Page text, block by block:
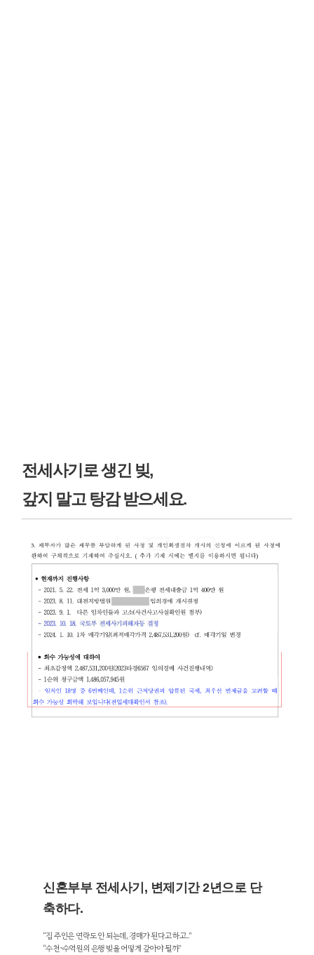
전세사기로 생긴 빚,
갚지 말고 탕감 받으세요.
신혼부부 전세사기, 변제기간 2년으로 단
축하다.
“집 주인은 연락도 안 되는데, 경매가 된다고 하고..”
“수천~수억원의 은행 빚을 어떻게 갚아야 될까”